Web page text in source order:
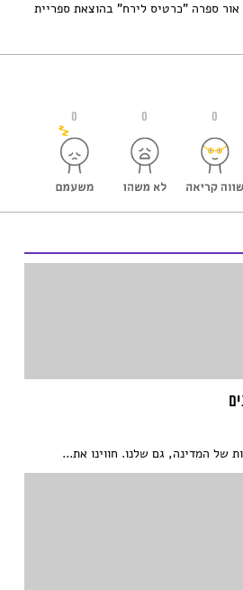
ספרה "כרטיס לירח" בהוצאת ספריית
0 0 0
של המדינה, גם שלנו. חווינו את...